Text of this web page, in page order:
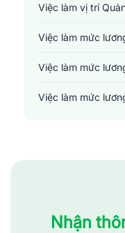
Việc làm vị trí
Việc làm mức
Việc làm mức
Việc làm mức
Nhận